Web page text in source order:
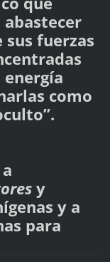
fuerzas
energía
como
y
y a
para